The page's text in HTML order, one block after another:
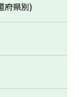
府県別)